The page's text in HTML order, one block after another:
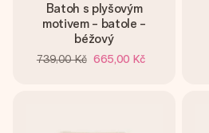
Batoh s plyšovým
motivem - batole -
béžový
739,00 Kč 665,00 Kč